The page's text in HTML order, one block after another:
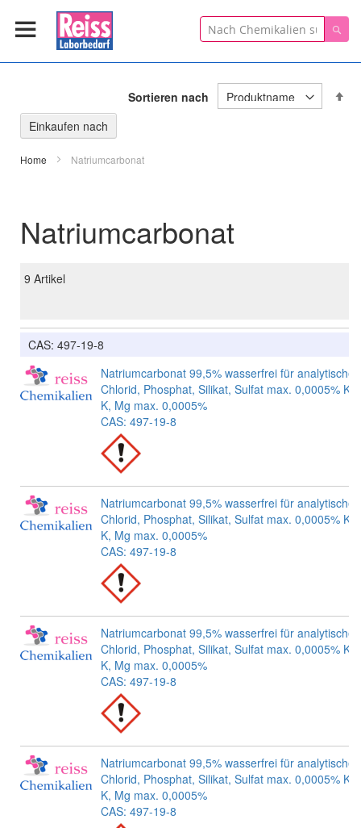
Suche
Home Natriumcarbonat
Natriumcarbonat
9 Artikel
Sortieren nach
CAS: 497-19-8
Natriumcarbonat 99,5% wasserfrei für analytische
Chlorid, Phosphat, Silikat, Sulfat max. 0,0005%
K, Mg max. 0,0005%
CAS: 497-19-8
Natriumcarbonat 99,5% wasserfrei für analytische
Chlorid, Phosphat, Silikat, Sulfat max. 0,0005%
K, Mg max. 0,0005%
CAS: 497-19-8
Natriumcarbonat 99,5% wasserfrei für analytische
Chlorid, Phosphat, Silikat, Sulfat max. 0,0005%
K, Mg max. 0,0005%
CAS: 497-19-8
Natriumcarbonat 99,5% wasserfrei für analytische
Chlorid, Phosphat, Silikat, Sulfat max. 0,0005%
K, Mg max. 0,0005%
CAS: 497-19-8
Einkaufen nach